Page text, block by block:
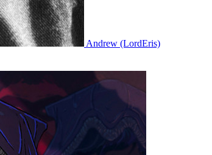
Andrew (LordEris)